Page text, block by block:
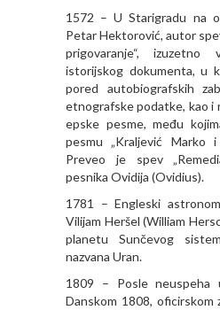
1572 – U Starigradu na
Petar Hektorović, autor
prigovaranje“, izuzetno
istorijskog dokumenta, u
pored autobiografskih
etnografske podatke, kao i
epske pesme, među
pesmu „Kraljević Marko
Preveo je spev
pesnika Ovidija (Ovidius).
1781 – Engleski
Vilijam Heršel (William
planetu Sunčevog
nazvana Uran.
1809 – Posle
Danskom 1808, oficirskom